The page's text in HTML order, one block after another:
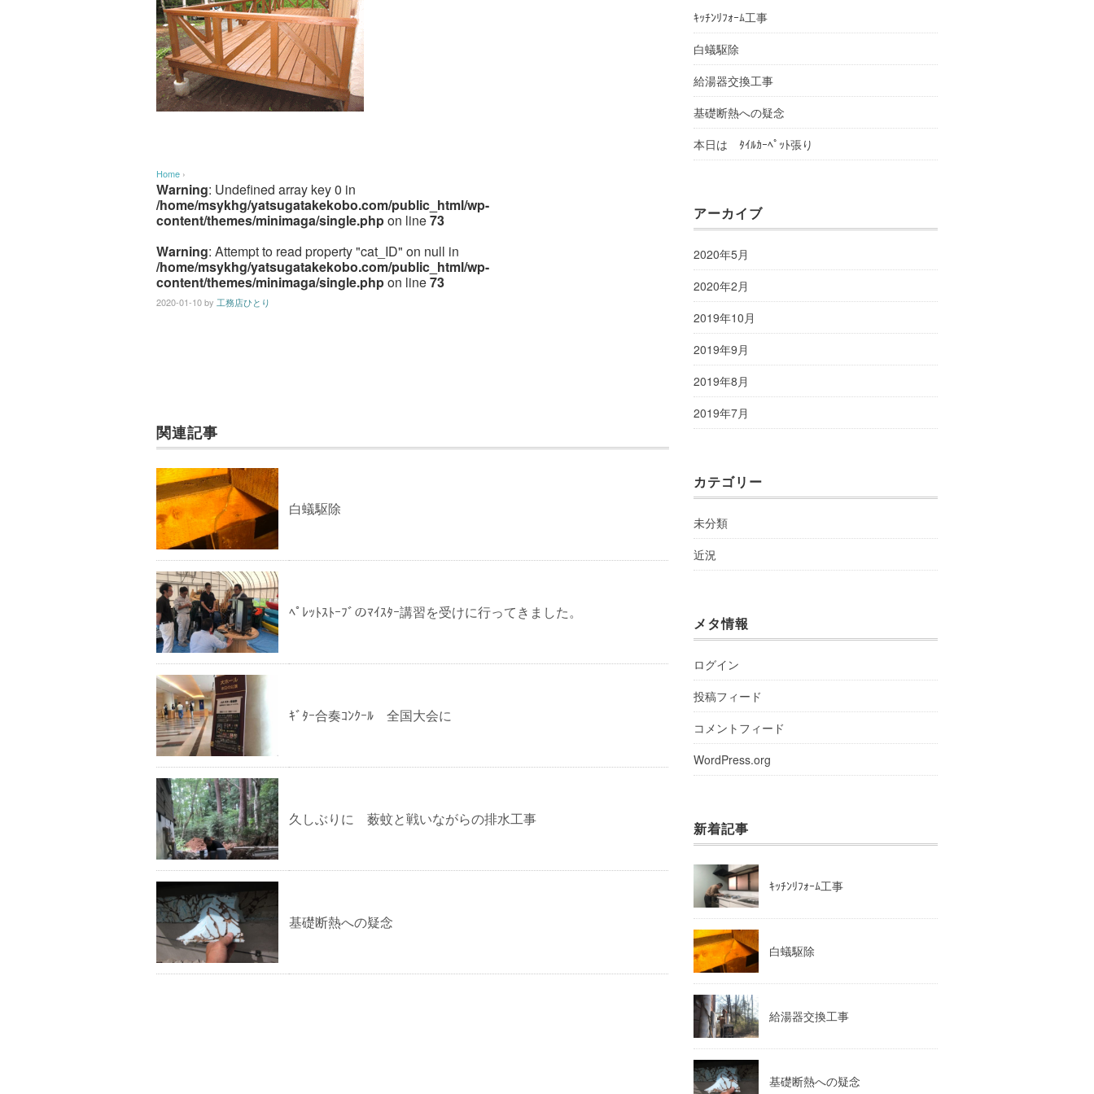
Home ›
Warning: Undefined array key 0 in
/home/msykhg/yatsugatakekobo.com/public_html/wp-
content/themes/minimaga/single.phpon line73
Warning: Attempt to read property "cat_ID" on null in
/home/msykhg/yatsugatakekobo.com/public_html/wp-
content/themes/minimaga/single.phpon line73
2020-01-10by 工務店ひとり
関連記事
白蟻駆除
ﾍﾟﾚｯﾄｽﾄｰﾌﾞのﾏｲｽﾀｰ講習を受けに行ってきました。
ｷﾞﾀｰ合奏ｺﾝｸｰﾙ 全国大会に
久しぶりに 薮蚊と戦いながらの排水工事
基礎断熱への疑念
ｷｯﾁﾝﾘﾌｫｰﾑ工事
白蟻駆除
給湯器交換工事
基礎断熱への疑念
本日は ﾀｲﾙｶｰﾍﾟｯﾄ張り
アーカイブ
2020年5月
2020年2月
2019年10月
2019年9月
2019年8月
2019年7月
カテゴリー
未分類
近況
メタ情報
ログイン
投稿フィード
コメントフィード
WordPress.org
新着記事
ｷｯﾁﾝﾘﾌｫｰﾑ工事
白蟻駆除
給湯器交換工事
基礎断熱への疑念